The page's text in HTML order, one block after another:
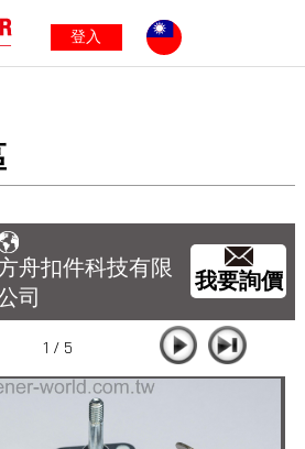
登入
舟扣件科技有限
司
我要詢價
1 / 5